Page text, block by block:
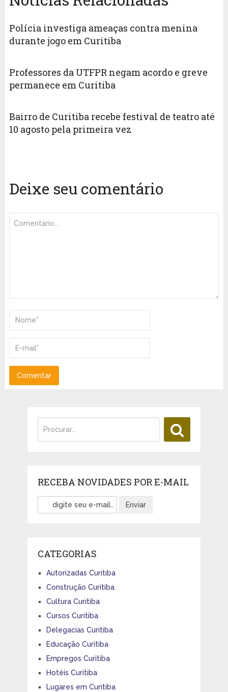
Polícia investiga ameaças contra menina
durante jogo em Curitiba
Professores da UTFPR negam acordo e greve
permanece em Curitiba
Bairro de Curitiba recebe festival de teatro até
10 agosto pela primeira vez
Deixe seu comentário
RECEBA NOVIDADES POR E-MAIL
CATEGORIAS
Autorizadas Curitiba
Construção Curitiba
Cultura Curitiba
Cursos Curitiba
Delegacias Curitiba
Educação Curitiba
Empregos Curitiba
Hotéis Curitiba
Lugares em Curitiba